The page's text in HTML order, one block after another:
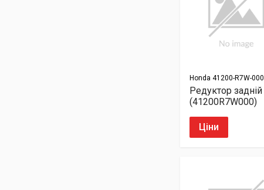
Honda 41200-R7W-000
Редуктор задній
(41200R7W000)
Ціни